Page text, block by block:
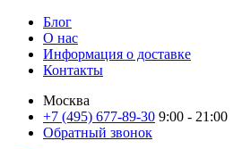
Блог
О нас
Информация о доставке
Контакты
Москва
+7 (495) 677-89-30 9:00 - 21:00
Обратный звонок